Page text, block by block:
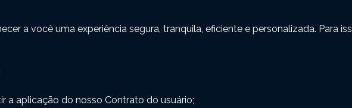
a você uma experiência segura, tranquila, eficiente e personalizada. Para
a aplicação do nosso Contrato do usuário;